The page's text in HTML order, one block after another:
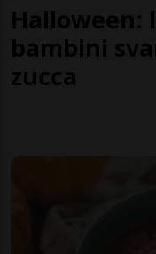
Halloween:
bambini
zucca